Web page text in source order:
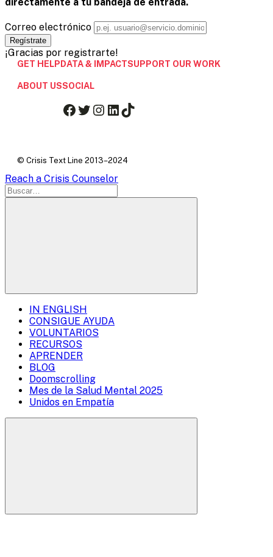
reddy/
Correo electrónico
¡Gracias por registrarte!
GET HELPDATA & IMPACTSUPPORT OUR WORK
ABOUT USSOCIAL
Facebook
Twitter
Instagram
LinkedIn
TikTok
© Crisis Text Line 2013–2024
Reach a Crisis Counselor
Mobile
Menu
Overlay
IN ENGLISH
CONSIGUE AYUDA
VOLUNTARIOS
RECURSOS
APRENDER
BLOG
Doomscrolling
Mes de la Salud Mental 2025
Unidos en Empatía